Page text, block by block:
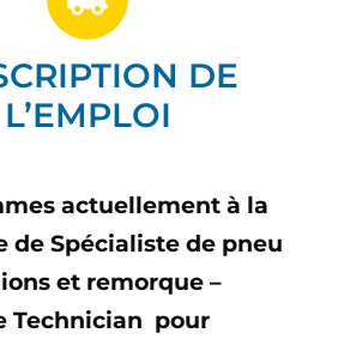
DE
L’EMPLOI
actuellement à la
de Spécialiste de pneu
et remorque –
Technician pour